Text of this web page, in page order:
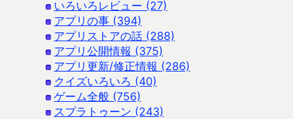
いろいろレビュー (27)
アプリの事 (394)
アプリストアの話 (288)
アプリ公開情報 (375)
アプリ更新/修正情報 (286)
クイズいろいろ (40)
ゲーム全般 (756)
スプラトゥーン (243)